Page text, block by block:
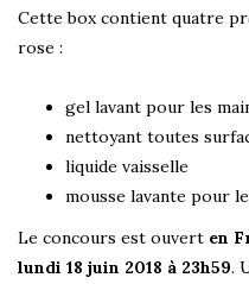
Cette box contient quatre
rose :
gel lavant pour les
nettoyant toutes
liquide vaisselle
mousse lavante pour
Le concours est ouvert en
lundi 18 juin 2018 à 23h59.